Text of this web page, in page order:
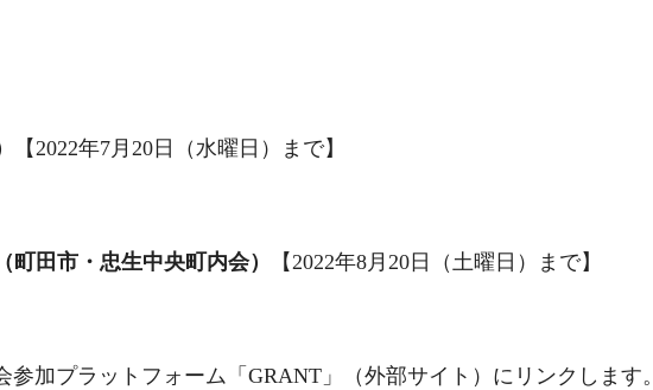
【2022年7月20日（水曜日）まで】
町田市 ・ 忠生中央町内会）
【2022年8月20日（土曜日）まで】
加プラットフォーム「GRANT」（外部サイト）にリンクします。